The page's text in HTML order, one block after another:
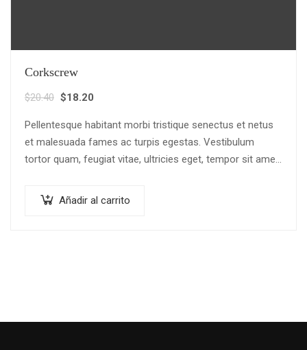
Corkscrew
$20.40 El
original
era:
$20.40.
$18.20
actual
es:
$18.20.
Pellentesque habitant morbi tristique senectus et netus
et malesuada fames ac turpis egestas. Vestibulum
tortor quam, feugiat vitae, ultricies eget, tempor sit amet,
Añadir al carrito